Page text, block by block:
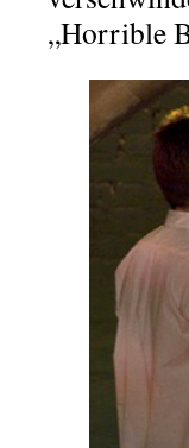
„Horrible